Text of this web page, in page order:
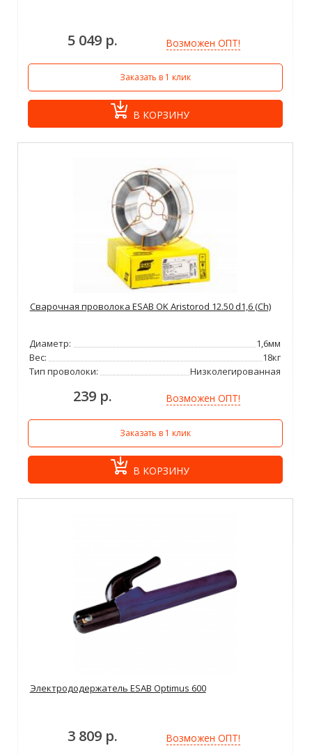
5 049 р. Возможен ОПТ!
Заказать в 1 клик
В КОРЗИНУ
Сварочная проволока ESAB OK Aristorod 12.50 d1,6 (Ch)
Диаметр:
1,6мм
Вес:
18кг
Тип проволоки:
Низколегированная
239 р. Возможен ОПТ!
Заказать в 1 клик
В КОРЗИНУ
Электрододержатель ESAB Optimus 600
3 809 р. Возможен ОПТ!